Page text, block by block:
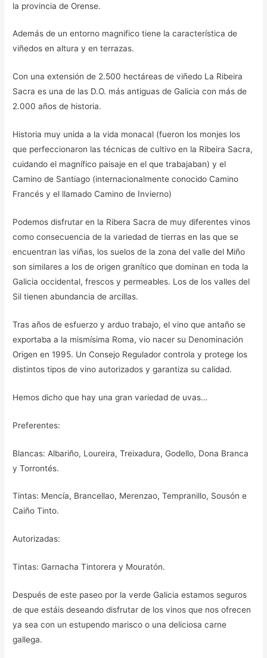
la provincia de Orense.
Además de un entorno magnifico tiene la característica de
viñedos en altura y en terrazas.
Con una extensión de 2.500 hectáreas de viñedo La Ribeira
Sacra es una de las D.O. más antiguas de Galicia con más de
2.000 años de historia.
Historia muy unida a la vida monacal (fueron los monjes los
que perfeccionaron las técnicas de cultivo en la Ribeira Sacra,
cuidando el magnífico paisaje en el que trabajaban) y el
Camino de Santiago (internacionalmente conocido Camino
Francés y el llamado Camino de Invierno)
Podemos disfrutar en la Ribera Sacra de muy diferentes vinos
como consecuencia de la variedad de tierras en las que se
encuentran las viñas, los suelos de la zona del valle del Miño
son similares a los de origen granítico que dominan en toda la
Galicia occidental, frescos y permeables. Los de los valles del
Sil tienen abundancia de arcillas.
Tras años de esfuerzo y arduo trabajo, el vino que antaño se
exportaba a la mismísima Roma, vio nacer su Denominación
Origen en 1995. Un Consejo Regulador controla y protege los
distintos tipos de vino autorizados y garantiza su calidad.
Hemos dicho que hay una gran variedad de uvas…
Preferentes:
Blancas: Albariño, Loureira, Treixadura, Godello, Dona Branca
y Torrontés.
Tintas: Mencía, Brancellao, Merenzao, Tempranillo, Sousón e
Caiño Tinto.
Autorizadas:
Tintas: Garnacha Tintorera y Mouratón.
Después de este paseo por la verde Galicia estamos seguros
de que estáis deseando disfrutar de los vinos que nos ofrecen
ya sea con un estupendo marisco o una deliciosa carne
gallega.